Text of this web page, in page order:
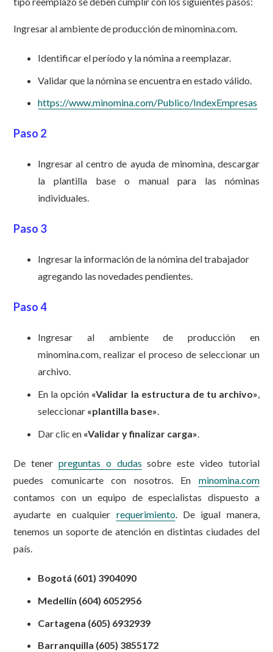
Ingresar al ambiente de producción de minomina.com.
Identificar el período y la nómina a reemplazar.
Validar que la nómina se encuentra en estado válido.
https://www.minomina.com/Publico/IndexEmpresas
Paso 2
Ingresar al centro de ayuda de minomina, descargar
la plantilla base o manual para las nóminas
individuales.
Paso 3
Ingresar la información de la nómina del trabajador
agregando las novedades pendientes.
Paso 4
Ingresar al ambiente de producción en
minomina.com, realizar el proceso de seleccionar un
archivo.
En la opción «Validar la estructura de tu archivo»,
seleccionar «plantilla base».
Dar clic en «Validar y finalizar carga».
De tener preguntas o dudas sobre este video tutorial
puedes comunicarte con nosotros. En minomina.com
contamos con un equipo de especialistas dispuesto a
ayudarte en cualquier requerimiento. De igual manera,
tenemos un soporte de atención en distintas ciudades del
país.
Bogotá (601) 3904090
Medellín (604) 6052956
Cartagena (605) 6932939
Barranquilla (605) 3855172